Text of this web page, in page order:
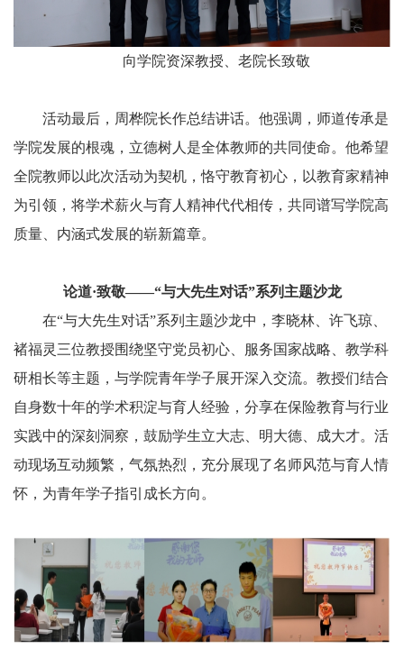
向学院资深教授、老院长致敬
活动最后，周桦院长作总结讲话。他强调，师道传承是
学院发展的根魂，立德树人是全体教师的共同使命。他希望
全院教师以此次活动为契机，恪守教育初心，以教育家精神
为引领，将学术薪火与育人精神代代相传，共同谱写学院高
质量、内涵式发展的崭新篇章。
论道·致敬——“与大先生对话”系列主题沙龙
在“与大先生对话”系列主题沙龙中，李晓林、许飞琼、
褚福灵三位教授围绕坚守党员初心、服务国家战略、教学科
研相长等主题，与学院青年学子展开深入交流。教授们结合
自身数十年的学术积淀与育人经验，分享在保险教育与行业
实践中的深刻洞察，鼓励学生立大志、明大德、成大才。活
动现场互动频繁，气氛热烈，充分展现了名师风范与育人情
怀，为青年学子指引成长方向。